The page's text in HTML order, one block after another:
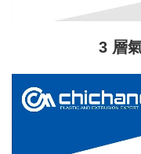
3 層